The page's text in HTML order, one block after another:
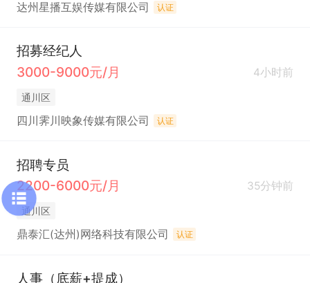
达州星播互娱传媒有限公司 认证
招募经纪人
3000-9000元/月
4小时前
通川区
四川霁川映象传媒有限公司 认证
招聘专员
2200-6000元/月
35分钟前
通川区
鼎泰汇(达州)网络科技有限公司 认证
人事（底薪+提成）